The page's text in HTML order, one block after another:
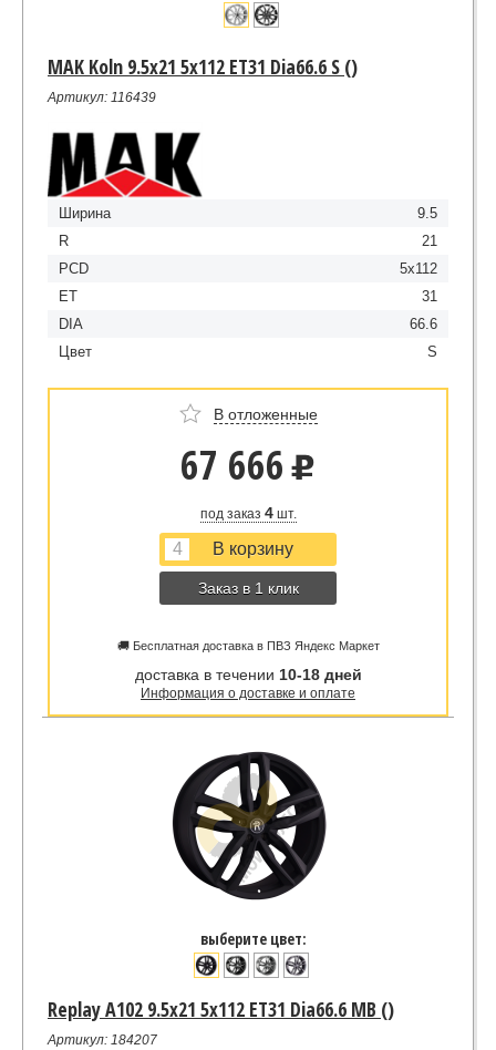
MAK Koln 9.5x21 5x112 ET31 Dia66.6 S ()
Артикул: 116439
Ширина
9.5
R
21
PCD
5x112
ET
31
DIA
66.6
Цвет
S
В отложенные
67 666 u
под заказ 4шт.
Заказ в 1 клик
🚚 Бесплатная доставка в ПВЗ Яндекс Маркет
доставка в течении 10-18 дней
Информация о доставке и оплате
выберите цвет:
Replay A102 9.5x21 5x112 ET31 Dia66.6 MB ()
Артикул: 184207